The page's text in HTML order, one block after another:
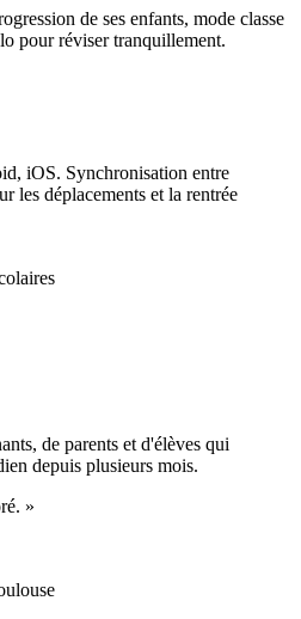
de ses enfants, mode classe
pour réviser tranquillement.
iOS. Synchronisation entre
les déplacements et la rentrée
de parents et d'élèves qui
depuis plusieurs mois.
»